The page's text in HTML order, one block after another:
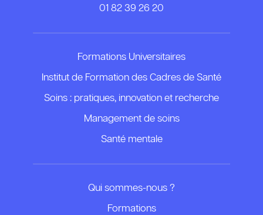
01 82 39 26 20
Formations Universitaires
Institut de Formation des Cadres de Santé
Soins : pratiques, innovation et recherche
Management de soins
Santé mentale
Qui sommes-nous ?
Formations